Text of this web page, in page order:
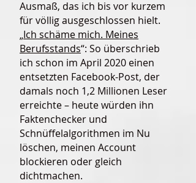
Ausmaß, das ich bis vor kurzem
für völlig ausgeschlossen hielt.
„Ich schäme mich. Meines
Berufsstands“: So überschrieb
ich schon im April 2020 einen
entsetzten Facebook-Post, der
damals noch 1,2 Millionen Leser
erreichte – heute würden ihn
Faktenchecker und
Schnüffelalgorithmen im Nu
löschen, meinen Account
blockieren oder gleich
dichtmachen.